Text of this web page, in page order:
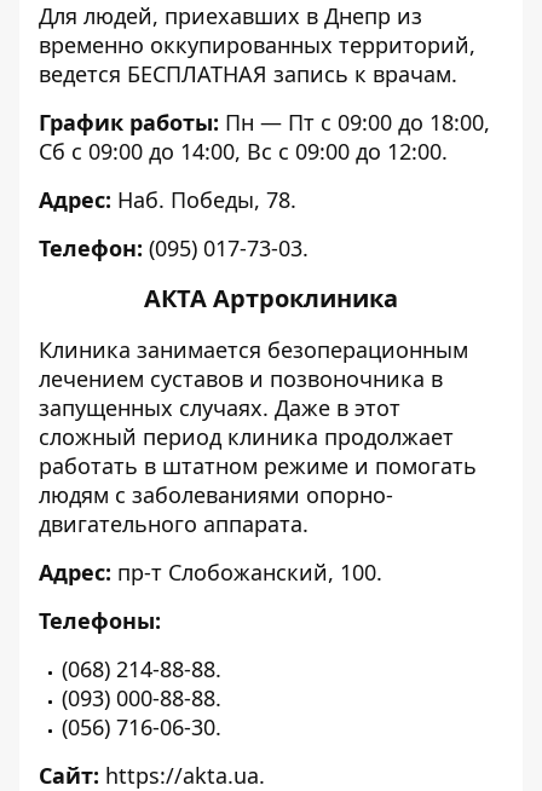
Для людей, приехавших в Днепр из
временно оккупированных территорий,
ведется БЕСПЛАТНАЯ запись к врачам.
График работы: Пн — Пт с 09:00 до 18:00,
Сб с 09:00 до 14:00, Вс с 09:00 до 12:00.
Адрес: Наб. Победы, 78.
Телефон: (095) 017-73-03.
АКТА Артроклиника
Клиника занимается безоперационным
лечением суставов и позвоночника в
запущенных случаях. Даже в этот
сложный период клиника продолжает
работать в штатном режиме и помогать
людям с заболеваниями опорно-
двигательного аппарата.
Адрес: пр-т Слобожанский, 100.
Телефоны:
(068) 214-88-88.
(093) 000-88-88.
(056) 716-06-30.
Сайт: https://akta.ua.